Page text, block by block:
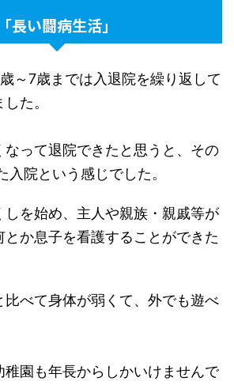
「長い闘病生活」
～7歳までは入退院を繰り返して
た。
なって退院できたと思うと、その
院という感じでした。
を始め、主人や親族・親戚等が
か息子を看護することができた
べて身体が弱くて、外でも遊べ
稚園も年長からしかいけませんで